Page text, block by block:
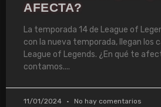
AFECTA?
La temporada 14 de League of
con la nueva temporada, llegan los
League of Legends. ¿En qué te
contamos.
11/01/2024 No hay comentarios